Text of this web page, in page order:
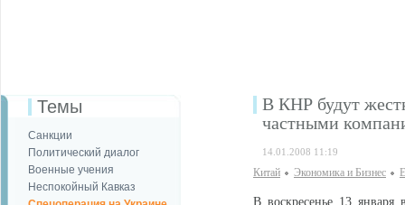
Темы
Санкции
Политический диалог
Военные учения
Неспокойный Кавказ
В КНР будут
частными
14.01.2008 11:19
Китай Экономика и Бизнес
В воскресенье 13 января